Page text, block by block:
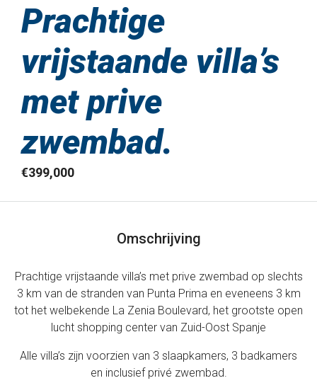
Prachtige
vrijstaande villa’s
met prive
zwembad.
€399,000
Omschrijving
Prachtige vrijstaande villa’s met prive zwembad op slechts
3 km van de stranden van Punta Prima en eveneens 3 km
tot het welbekende La Zenia Boulevard, het grootste open
lucht shopping center van Zuid-Oost Spanje
Alle villa’s zijn voorzien van 3 slaapkamers, 3 badkamers
en inclusief privé zwembad.